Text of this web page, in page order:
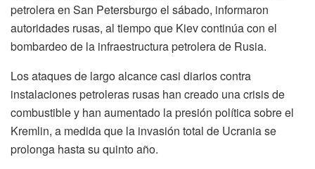
petrolera en San Petersburgo el sábado, informaron
autoridades rusas, al tiempo que Kiev continúa con el
bombardeo de la infraestructura petrolera de Rusia.
Los ataques de largo alcance casi diarios contra
instalaciones petroleras rusas han creado una crisis de
combustible y han aumentado la presión política sobre el
Kremlin, a medida que la invasión total de Ucrania se
prolonga hasta su quinto año.